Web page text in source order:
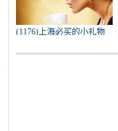
(1176)上海必买的小礼物